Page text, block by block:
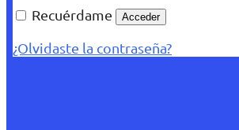
Recuérdame
Acceder
¿Olvidaste la contraseña?